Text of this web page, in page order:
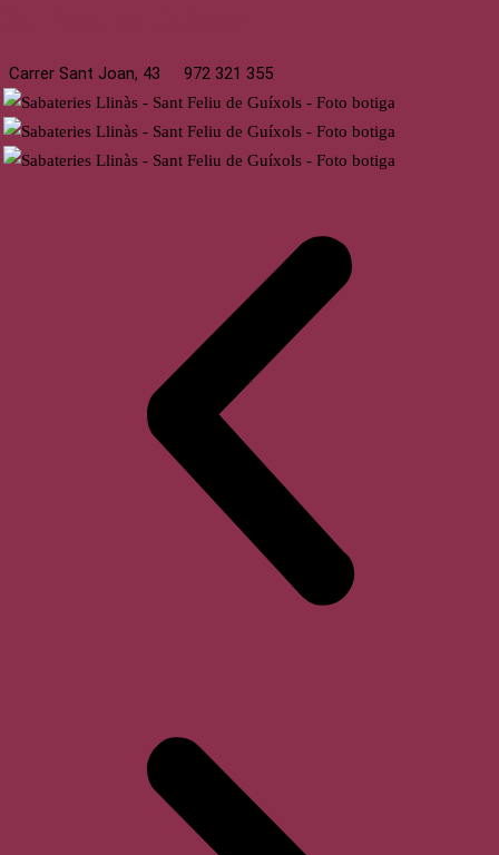
Carrer Sant Joan, 43 972 321 355